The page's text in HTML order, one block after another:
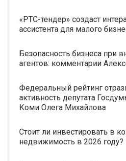
«РТС-тендер» создаст
ассистента для малого
Безопасность бизнеса при
агентов: комментарии
Федеральный рейтинг
активность депутата
Коми Олега Михайлова
Стоит ли инвестировать в
недвижимость в 2026 году?